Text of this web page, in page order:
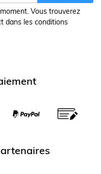
Vous trouverez
dans les conditions